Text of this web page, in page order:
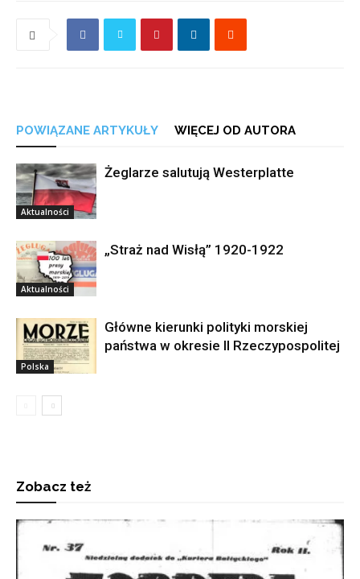
POWIĄZANE ARTYKUŁY WIĘCEJ OD AUTORA
Aktualności
Żeglarze salutują Westerplatte
Aktualności
„Straż nad Wisłą” 1920-1922
Polska
Główne kierunki polityki morskiej
państwa w okresie II Rzeczypospolitej
Zobacz też